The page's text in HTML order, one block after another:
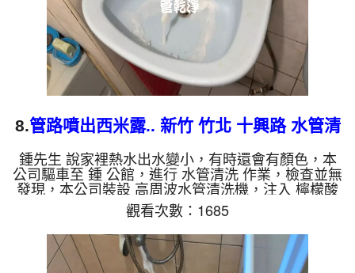
8.管路噴出西米露.. 新竹 竹北 十興路 水管清
洗
鍾先生 說家裡熱水出水變小，有時還會有顏色，本
公司驅車至 鍾 公館，進行 水管清洗 作業，檢查並無
發現，本公司裝設 高周波水管清洗機，注入 檸檬酸
至水管，等了約15分，開啟 水管清洗機 ，啟動 螺旋
波 模式，一洗水管就流出泡沫水，忽然變成土色髒
水，還噴出西米露，兩個多小時後，熱水出水量恢復
正常了。 如是自來水，如水管老化，會產生鐵鏽跟
泥沙堆積，洗出來的水就會是咖啡色，地下水含有氧
觀看次數：1685